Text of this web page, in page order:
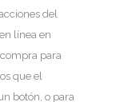
del
línea en
para
que el
botón, o para